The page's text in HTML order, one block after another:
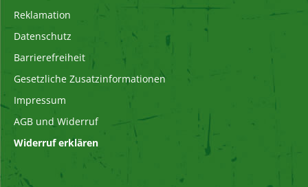
Reklamation
Datenschutz
Barrierefreiheit
Gesetzliche Zusatzinformationen
Impressum
AGB und Widerruf
Widerruf erklären